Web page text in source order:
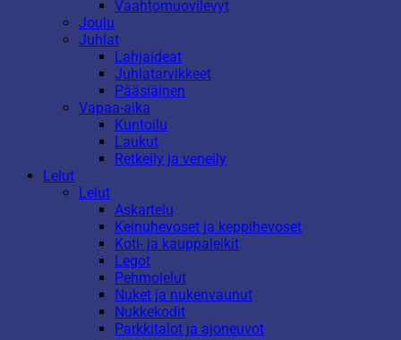
Vaahtomuovilevyt
Joulu
Juhlat
Lahjaideat
Juhlatarvikkeet
Pääsiäinen
Vapaa-aika
Kuntoilu
Laukut
Retkeily ja veneily
Lelut
Lelut
Askartelu
Keinuhevoset ja keppihevoset
Koti- ja kauppaleikit
Legot
Pehmolelut
Nuket ja nukenvaunut
Nukkekodit
Parkkitalot ja ajoneuvot